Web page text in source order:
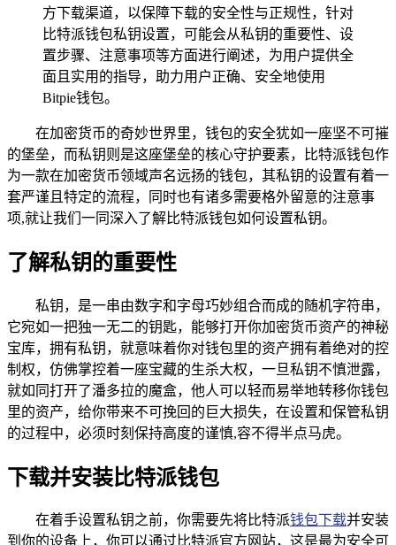
方下载渠道，以保障下载的安全性与正规性，针对
比特派钱包私钥设置，可能会从私钥的重要性、设
置步骤、注意事项等方面进行阐述，为用户提供全
面且实用的指导，助力用户正确、安全地使用
Bitpie钱包。
在加密货币的奇妙世界里，钱包的安全犹如一座坚不可摧
的堡垒，而私钥则是这座堡垒的核心守护要素，比特派钱包作
为一款在加密货币领域声名远扬的钱包，其私钥的设置有着一
套严谨且特定的流程，同时也有诸多需要格外留意的注意事
项,就让我们一同深入了解比特派钱包如何设置私钥。
了解私钥的重要性
私钥，是一串由数字和字母巧妙组合而成的随机字符串，
它宛如一把独一无二的钥匙，能够打开你加密货币资产的神秘
宝库，拥有私钥，就意味着你对钱包里的资产拥有着绝对的控
制权，仿佛掌控着一座宝藏的生杀大权，一旦私钥不慎泄露，
就如同打开了潘多拉的魔盒，他人可以轻而易举地转移你钱包
里的资产，给你带来不可挽回的巨大损失，在设置和保管私钥
的过程中，必须时刻保持高度的谨慎,容不得半点马虎。
下载并安装比特派钱包
在着手设置私钥之前，你需要先将比特派钱包下载并安装
到你的设备上，你可以通过比特派官方网站，这是最为安全可